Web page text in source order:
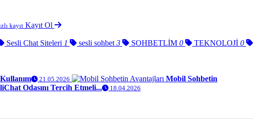
kayıt Kayıt Ol
Sesli Chat Siteleri 1 sesli sohbet 3 SOHBETLİM 0 TEKNOLOJİ 0
21.05.2026
Mobil Sohbetin
Odasını Tercih Etmeli... 18.04.2026